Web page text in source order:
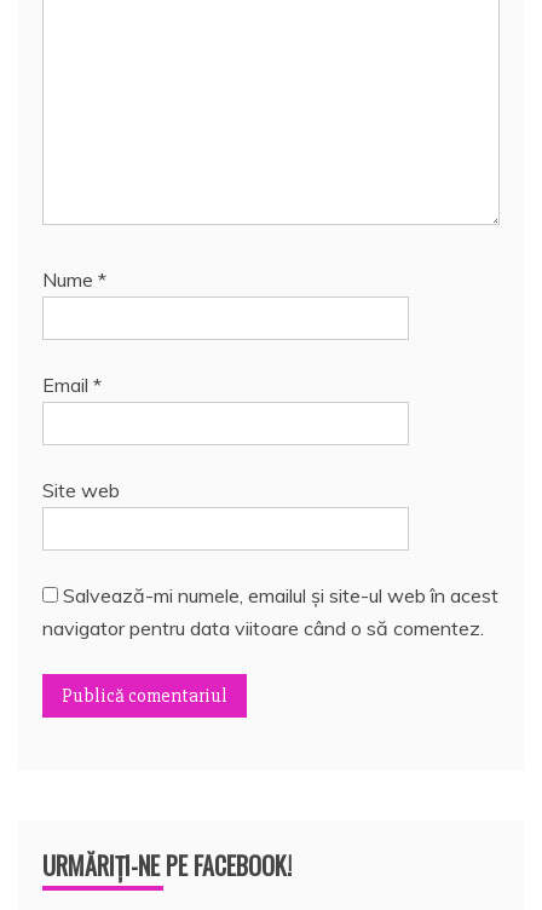
Nume *
Email *
Site web
Salvează-mi numele, emailul și site-ul web în acest
navigator pentru data viitoare când o să comentez.
URMĂRIȚI-NE PE FACEBOOK!